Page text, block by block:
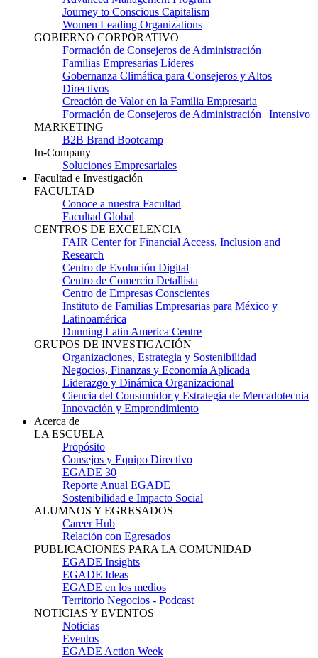
Journey to Conscious Capitalism
Women Leading Organizations
GOBIERNO CORPORATIVO
Formación de Consejeros de Administración
Familias Empresarias Líderes
Gobernanza Climática para Consejeros y Altos
Directivos
Creación de Valor en la Familia Empresaria
Formación de Consejeros de Administración | Intensivo
MARKETING
B2B Brand Bootcamp
In-Company
Soluciones Empresariales
Facultad e Investigación
FACULTAD
Conoce a nuestra Facultad
Facultad Global
CENTROS DE EXCELENCIA
FAIR Center for Financial Access, Inclusion and
Research
Centro de Evolución Digital
Centro de Comercio Detallista
Centro de Empresas Conscientes
Instituto de Familias Empresarias para México y
Latinoamérica
Dunning Latin America Centre
GRUPOS DE INVESTIGACIÓN
Organizaciones, Estrategia y Sostenibilidad
Negocios, Finanzas y Economía Aplicada
Liderazgo y Dinámica Organizacional
Ciencia del Consumidor y Estrategia de Mercadotecnia
Innovación y Emprendimiento
Acerca de
LA ESCUELA
Propósito
Consejos y Equipo Directivo
EGADE 30
Reporte Anual EGADE
Sostenibilidad e Impacto Social
ALUMNOS Y EGRESADOS
Career Hub
Relación con Egresados
PUBLICACIONES PARA LA COMUNIDAD
EGADE Insights
EGADE Ideas
EGADE en los medios
Territorio Negocios - Podcast
NOTICIAS Y EVENTOS
Noticias
Eventos
EGADE Action Week